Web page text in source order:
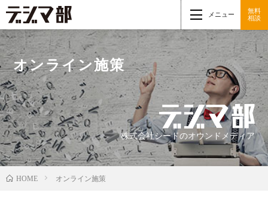
メニュー
無料
相談
オンライン施策
株式会社シードのオウンドメディア
HOME オンライン施策